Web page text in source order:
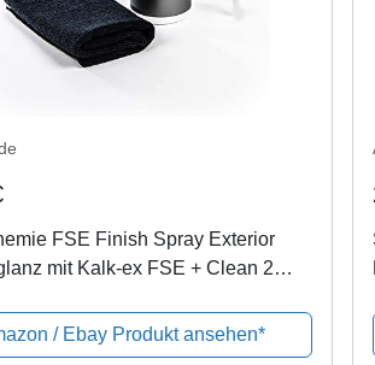
FSE Finish Spray Exterior
mit Kalk-ex FSE + Clean 2
/ Ebay Produkt ansehen*